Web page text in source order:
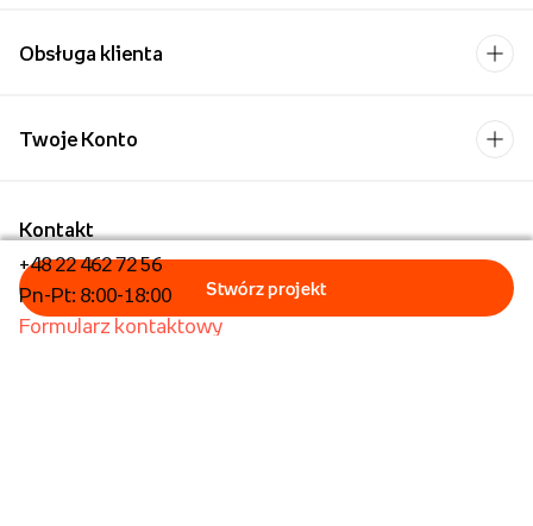
Obsługa klienta
Kontakt
+48 22 462 72 56
Pn-Pt: 8:00-18:00
Formularz kontaktowy
Twoje Konto